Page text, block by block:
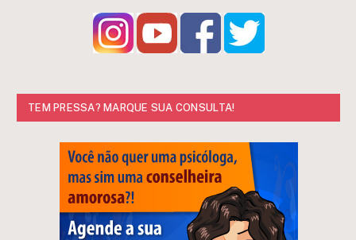
TEM PRESSA? MARQUE SUA CONSULTA!